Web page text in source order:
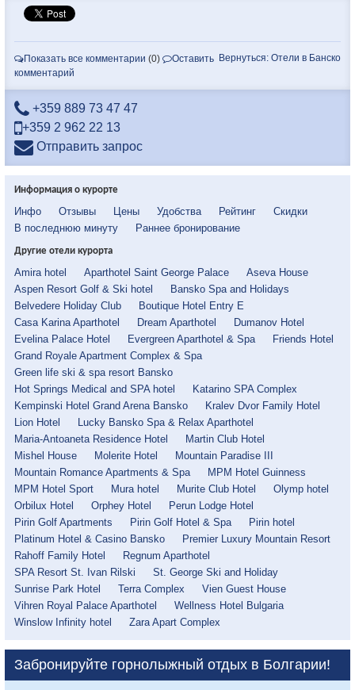
Вернуться: Отели в Банско
Показать все комментарии (0)
Оставить
комментарий
+359 889 73 47 47
+359 2 962 22 13
Отправить запрос
Информация о курорте
Инфо Отзывы Цены Удобства Рейтинг
Скидки
В последнюю минуту
Раннее бронирование
Другие отели курорта
Amira hotel Aparthotel Saint George Palace
Aseva House
Aspen Resort Golf & Ski hotel
Bansko Spa and Holidays
Belvedere Holiday Club
Boutique Hotel Entry E
Casa Karina Aparthotel
Dream Aparthotel
Dumanov Hotel
Evelina Palace Hotel
Evergreen Aparthotel & Spa
Friends Hotel
Grand Royale Apartment Complex & Spa
Green life ski & spa resort Bansko
Hot Springs Medical and SPA hotel
Katarino SPA Complex
Kempinski Hotel Grand Arena Bansko
Kralev Dvor Family Hotel
Lion Hotel
Lucky Bansko Spa & Relax Aparthotel
Maria-Antoaneta Residence Hotel
Martin Club Hotel
Mishel House
Molerite Hotel
Mountain Paradise III
Mountain Romance Apartments & Spa
MPM Hotel Guinness
MPM Hotel Sport
Mura hotel Murite Club Hotel
Olymp hotel
Orbilux Hotel
Orphey Hotel
Perun Lodge Hotel
Pirin Golf Apartments
Pirin Golf Hotel & Spa
Pirin hotel
Platinum Hotel & Casino Bansko
Premier Luxury Mountain Resort
Rahoff Family Hotel
Regnum Aparthotel
SPA Resort St. Ivan Rilski
St. George Ski and Holiday
Sunrise Park Hotel
Terra Complex
Vien Guest House
Vihren Royal Palace Aparthotel
Wellness Hotel Bulgaria
Winslow Infinity hotel
Zara Apart Complex
Забронируйте горнолыжный отдых в Болгарии!